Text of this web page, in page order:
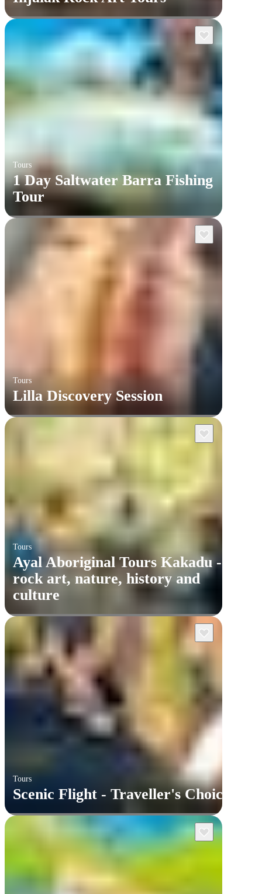
Tours
1 Day Saltwater Barra Fishing
Tour
Tours
Lilla Discovery Session
Tours
Ayal Aboriginal Tours Kakadu -
rock art, nature, history and
culture
Tours
Scenic Flight - Traveller's Choice